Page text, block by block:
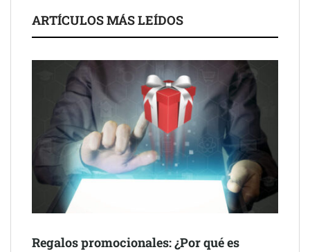
Última llamada: los destinos con las mayores caídas de precios
ARTÍCULOS MÁS LEÍDOS
Regalos promocionales: ¿Por qué es